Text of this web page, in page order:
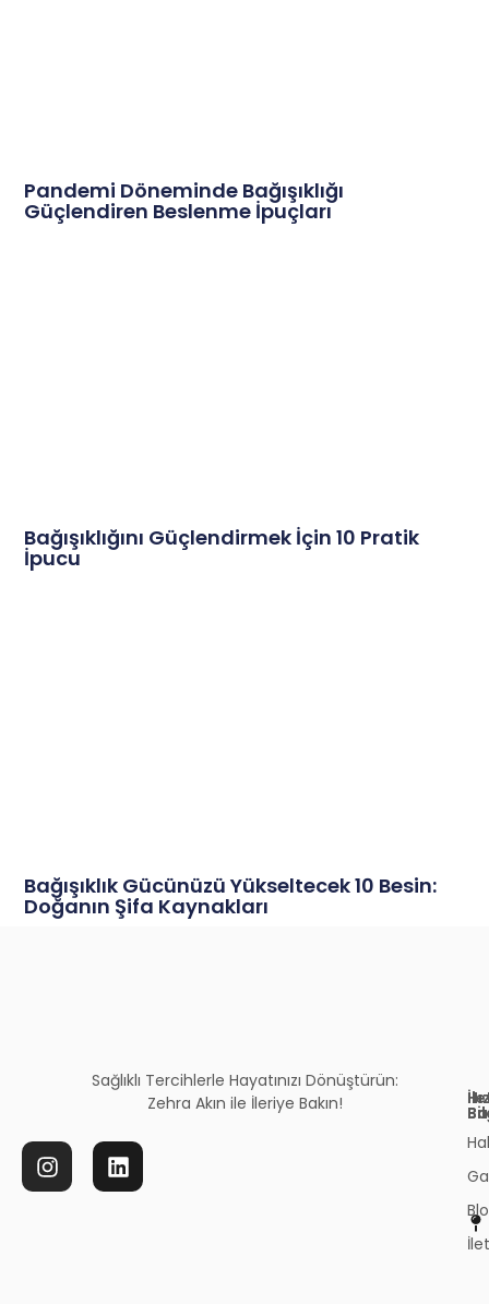
Pandemi Döneminde Bağışıklığı
Güçlendiren Beslenme İpuçları
Bağışıklığını Güçlendirmek İçin 10 Pratik
İpucu
Bağışıklık Gücünüzü Yükseltecek 10 Besin:
Doğanın Şifa Kaynakları
Sağlıklı Tercihlerle Hayatınızı Dönüştürün:
Zehra Akın ile İleriye Bakın!